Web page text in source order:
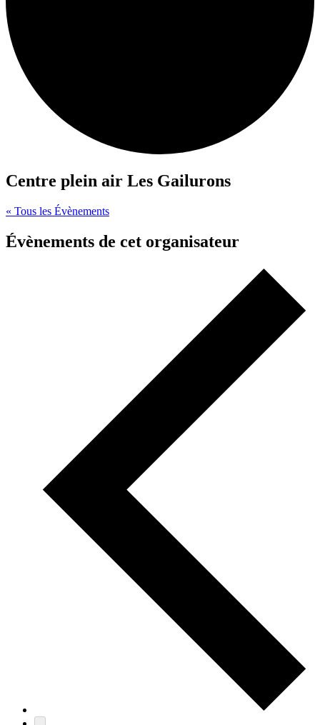
Centre plein air Les Gailurons
« Tous les Évènements
Évènements de cet organisateur